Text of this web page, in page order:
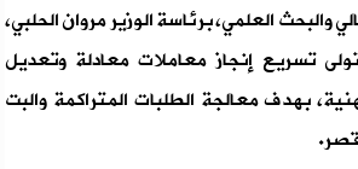
والبحث العلمي، برئاسة الوزير مروان الحلبي،
تسريع إنجاز معاملات معادلة وتعديل
بهدف معالجة الطلبات المتراكمة والبت